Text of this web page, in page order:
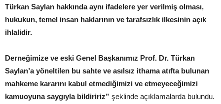
Türkan Saylan hakkında aynı ifadelere yer verilmiş olması,
hukukun, temel insan haklarının ve tarafsızlık ilkesinin açık
ihlalidir.
Derneğimize ve eski Genel Başkanımız Prof. Dr. Türkan
Saylan’a yöneltilen bu sahte ve asılsız ithama atıfta bulunan
mahkeme kararını kabul etmediğimizi ve etmeyeceğimizi
kamuoyuna saygıyla bildiririz” şeklinde açıklamalarda bulundu.